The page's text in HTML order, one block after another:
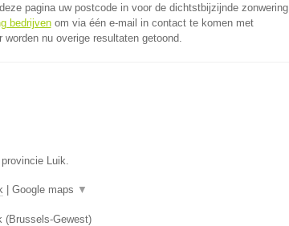
pagina uw postcode in voor de dichtstbijzijnde zonwering
bedrijvenom via één e-mail in contact te komen met
nu overige resultaten getoond.
Luik.
| Google maps ▼
(Brussels-Gewest)